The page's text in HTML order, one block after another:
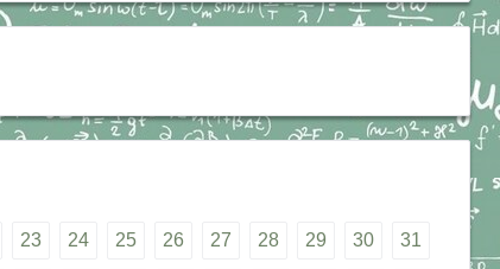
23 24 25 26 27 28 29 30 31